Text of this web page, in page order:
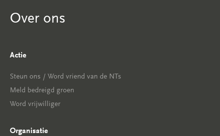
Over ons
Actie
Steun ons / Word vriend van de NTs
Meld bedreigd groen
Word vrijwilliger
Organisatie